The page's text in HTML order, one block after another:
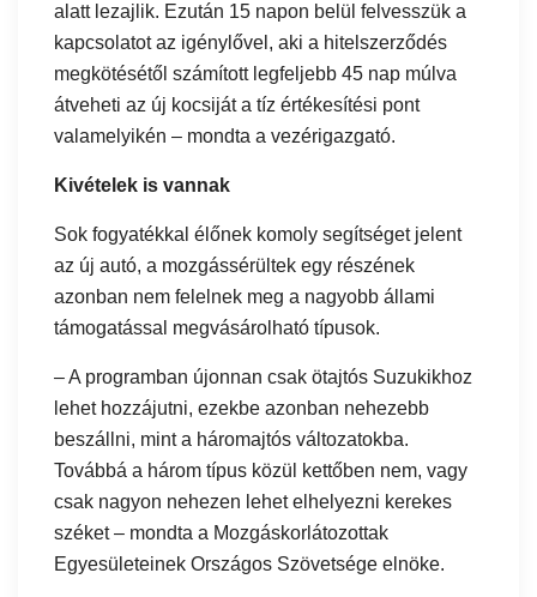
alatt lezajlik. Ezután 15 napon belül felvesszük a
kapcsolatot az igénylővel, aki a hitelszerződés
megkötésétől számított legfeljebb 45 nap múlva
átveheti az új kocsiját a tíz értékesítési pont
valamelyikén – mondta a vezérigazgató.
Kivételek is vannak
Sok fogyatékkal élőnek komoly segítséget jelent
az új autó, a mozgássérültek egy részének
azonban nem felelnek meg a nagyobb állami
támogatással megvásárolható típusok.
– A programban újonnan csak ötajtós Suzukikhoz
lehet hozzájutni, ezekbe azonban nehezebb
beszállni, mint a háromajtós változatokba.
Továbbá a három típus közül kettőben nem, vagy
csak nagyon nehezen lehet elhelyezni kerekes
széket – mondta a Mozgáskorlátozottak
Egyesületeinek Országos Szövetsége elnöke.